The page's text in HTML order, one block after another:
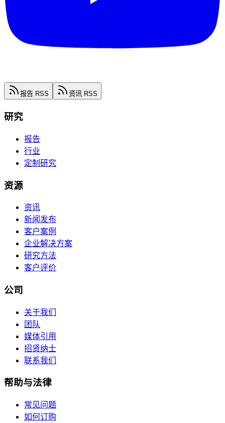
报告 RSS 资讯 RSS
研究
报告
行业
定制研究
资源
资讯
新闻发布
客户案例
企业解决方案
研究方法
客户评价
公司
关于我们
团队
媒体引用
招贤纳士
联系我们
帮助与法律
常见问题
如何订购